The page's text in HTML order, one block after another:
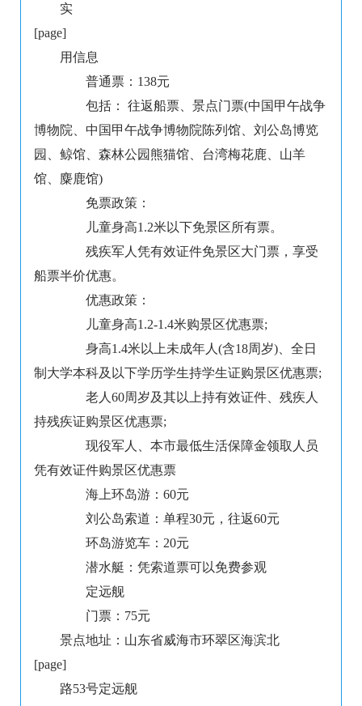
实
[page]
用信息
普通票：138元
包括： 往返船票、景点门票(中国甲午战争
博物院、中国甲午战争博物院陈列馆、刘公岛博览
园、鲸馆、森林公园熊猫馆、台湾梅花鹿、山羊
馆、麋鹿馆)
免票政策：
儿童身高1.2米以下免景区所有票。
残疾军人凭有效证件免景区大门票，享受
船票半价优惠。
优惠政策：
儿童身高1.2-1.4米购景区优惠票;
身高1.4米以上未成年人(含18周岁)、全日
制大学本科及以下学历学生持学生证购景区优惠票;
老人60周岁及其以上持有效证件、残疾人
持残疾证购景区优惠票;
现役军人、本市最低生活保障金领取人员
凭有效证件购景区优惠票
海上环岛游：60元
刘公岛索道：单程30元，往返60元
环岛游览车：20元
潜水艇：凭索道票可以免费参观
定远舰
门票：75元
景点地址：山东省威海市环翠区海滨北
[page]
路53号定远舰